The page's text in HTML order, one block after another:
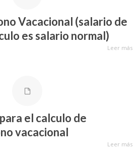
Vacacional (salario de
es salario normal)
Leer más
el calculo de
vacacional
Leer más